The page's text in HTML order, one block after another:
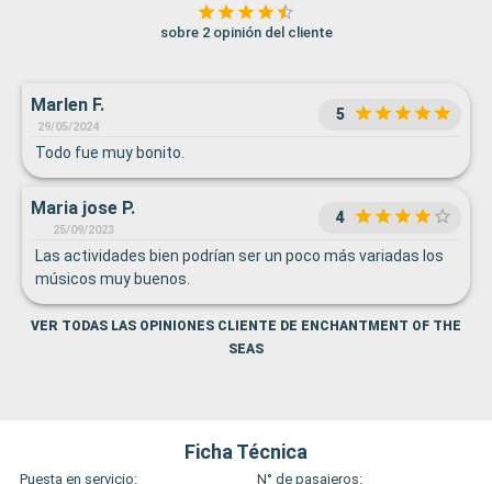
sobre 2 opinión del cliente
Marlen F.
29/05/2024
5
Todo fue muy bonito.
Maria jose P.
25/09/2023
4
Las actividades bien podrían ser un poco más variadas los
músicos muy buenos.
VER TODAS LAS OPINIONES CLIENTE DE ENCHANTMENT OF THE
SEAS
Ficha Técnica
Puesta en servicio:
N° de pasajeros: